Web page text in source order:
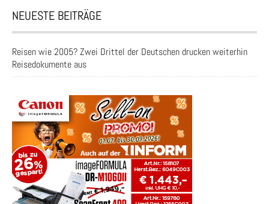
NEUESTE BEITRÄGE
Reisen wie 2005? Zwei Drittel der Deutschen drucken weiterhin
Reisedokumente aus